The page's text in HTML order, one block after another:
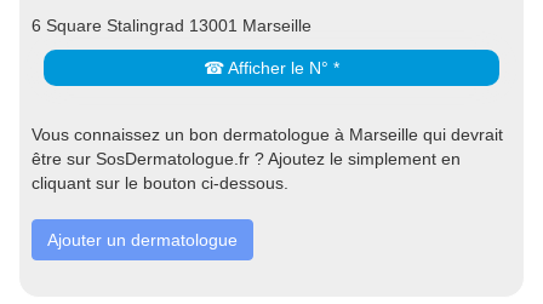
6 Square Stalingrad 13001 Marseille
☎ Afficher le N° *
Vous connaissez un bon dermatologue à Marseille qui devrait
être sur SosDermatologue.fr ? Ajoutez le simplement en
cliquant sur le bouton ci-dessous.
Ajouter un dermatologue